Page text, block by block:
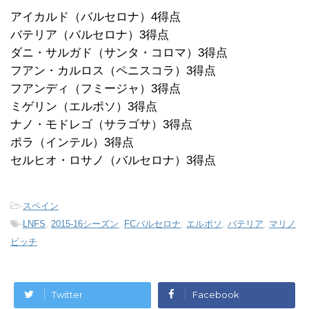
アイカルド（バルセロナ）4得点
バテリア（バルセロナ）3得点
ダニ・サルガド（サンタ・コロマ）3得点
フアン・カルロス（ペニスコラ）3得点
フアンディ（フミージャ）3得点
ミゲリン（エルポソ）3得点
ナノ・モドレゴ（サラゴサ）3得点
ポラ（インテル）3得点
セルヒオ・ロサノ（バルセロナ）3得点
-スペイン
-LNFS 2015-16シーズン FCバルセロナ エルポソ バテリア
マリノ
ビッチ
Twitter Facebook